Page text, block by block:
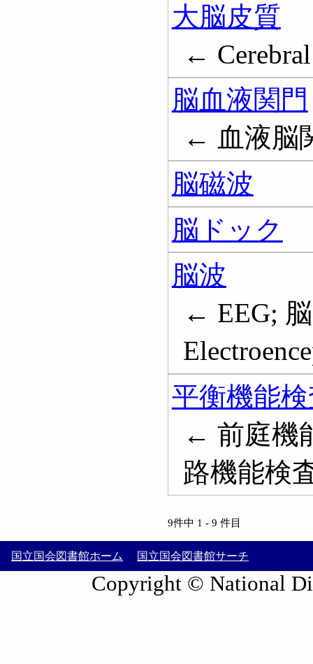
大脳皮質
←
脳血液関門
← 血液脳
脳磁波
脳ドック
脳波
← EEG;
平衡機能
← 前庭機
路機能検
9件中 1 - 9 件目
国立国会図書館ホーム 国立国会図書館サーチ
Copyright © National